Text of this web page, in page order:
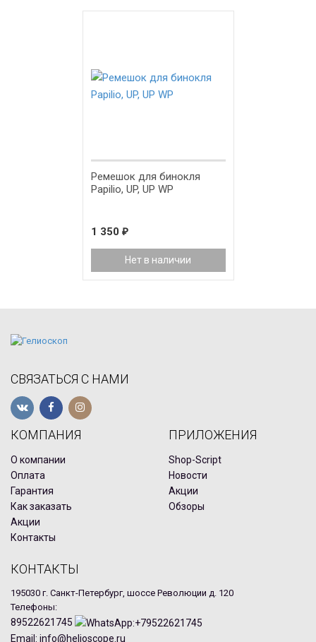
Ремешок для бинокля
Papilio, UP, UP WP
1 350 ₽
Нет в наличии
СВЯЗАТЬСЯ С НАМИ
КОМПАНИЯ
О компании
Оплата
Гарантия
Как заказать
Акции
Контакты
ПРИЛОЖЕНИЯ
Shop-Script
Новости
Акции
Обзоры
КОНТАКТЫ
195030 г. Санкт-Петербург, шоссе Революции д. 120
Телефоны:
89522621745
Email: info@helioscope.ru